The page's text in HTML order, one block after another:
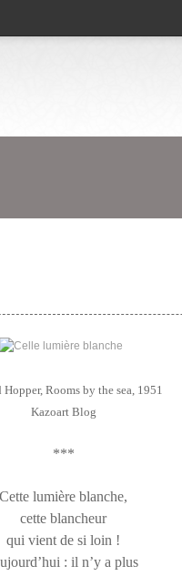
Hopper, Rooms by the sea, 1951
Kazoart Blog
***
Cette lumière blanche,
cette blancheur
qui vient de si loin !
: il n’y a plus